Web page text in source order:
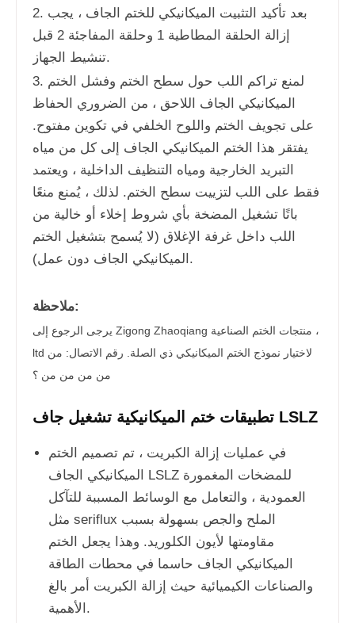
2. بعد تأكيد التثبيت الميكانيكي للختم الجاف ، يجب
إزالة الحلقة المطاطية 1 وحلقة المفاجئة 2 قبل
تنشيط الجهاز.
3. لمنع تراكم اللب حول سطح الختم وفشل الختم
الميكانيكي الجاف اللاحق ، من الضروري الحفاظ
على تجويف الختم واللوح الخلفي في تكوين مفتوح.
يفتقر هذا الختم الميكانيكي الجاف إلى كل من مياه
التبريد الخارجية ومياه التنظيف الداخلية ، ويعتمد
فقط على اللب لتزييت سطح الختم. لذلك ، يُمنع منعًا
باتًا تشغيل المضخة بأي شروط إخلاء أو خالية من
اللب داخل غرفة الإغلاق (لا يُسمح بتشغيل الختم
الميكانيكي الجاف دون عمل).
ملاحظة:
يرجى الرجوع إلى Zigong Zhaoqiang منتجات الختم الصناعية ،
ltd لاختيار نموذج الختم الميكانيكي ذي الصلة. رقم الاتصال: من
من من من من ؟
تطبيقات ختم الميكانيكية تشغيل جاف LSLZ
في عمليات إزالة الكبريت ، تم تصميم الختم
الميكانيكي الجاف LSLZ للمضخات المغمورة
العمودية ، والتعامل مع الوسائط المسببة للتآكل
مثل seriflux الملح والجص بسهولة بسبب
مقاومتها لأيون الكلوريد. وهذا يجعل الختم
الميكانيكي الجاف حاسما في محطات الطاقة
والصناعات الكيميائية حيث إزالة الكبريت أمر بالغ
الأهمية.